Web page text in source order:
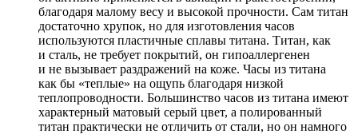
благодаря малому весу и высокой прочности. Сам титан
достаточно хрупок, но для изготовления часов
используются пластичные сплавы титана. Титан, как
и сталь, не требует покрытий, он гипоаллергенен
и не вызывает раздражений на коже. Часы из титана
как бы «теплые» на ощупь благодаря низкой
теплопроводности. Большинство часов из титана имеют
характерный матовый серый цвет, а полированный
титан практически не отличить от стали, но он намного